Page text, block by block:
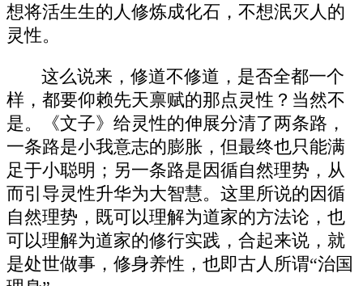
想将活生生的人修炼成化石，不想泯灭人的
灵性。
这么说来，修道不修道，是否全都一个
样，都要仰赖先天禀赋的那点灵性？当然不
是。《文子》给灵性的伸展分清了两条路，
一条路是小我意志的膨胀，但最终也只能满
足于小聪明；另一条路是因循自然理势，从
而引导灵性升华为大智慧。这里所说的因循
自然理势，既可以理解为道家的方法论，也
可以理解为道家的修行实践，合起来说，就
是处世做事，修身养性，也即古人所谓“治国